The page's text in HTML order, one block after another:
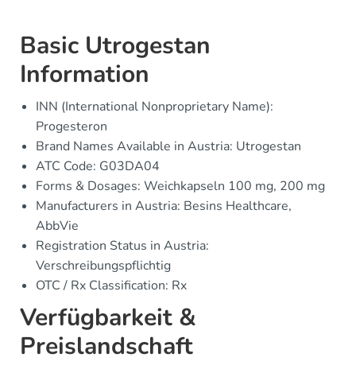
Basic Utrogestan
Information
INN (International Nonproprietary Name):
Progesteron
Brand Names Available in Austria: Utrogestan
ATC Code: G03DA04
Forms & Dosages: Weichkapseln 100 mg, 200 mg
Manufacturers in Austria: Besins Healthcare,
AbbVie
Registration Status in Austria:
Verschreibungspflichtig
OTC / Rx Classification: Rx
Verfügbarkeit &
Preislandschaft